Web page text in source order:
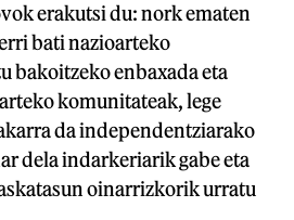
erakutsi du: nork ematen
bati nazioarteko
bakoitzeko enbaxada eta
komunitateak, lege
da independentziarako
dela indarkeriarik gabe eta
oinarrizkorik urratu